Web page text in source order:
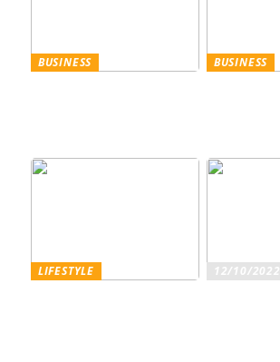
BUSINESS
BUSINESS
LIFESTYLE
12/10/2022